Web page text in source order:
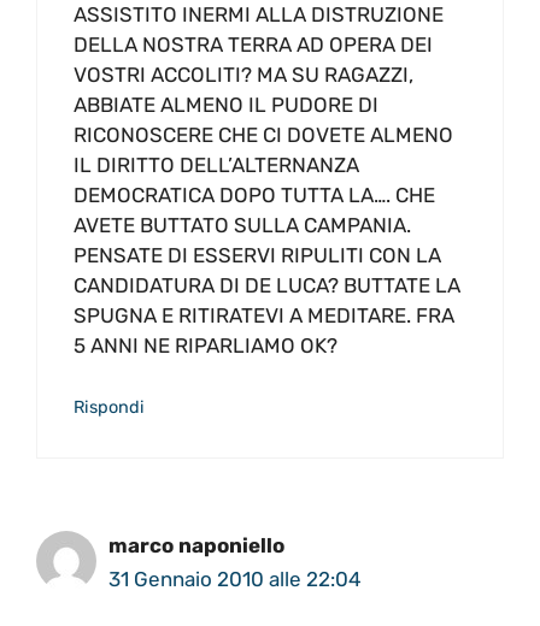
ASSISTITO INERMI ALLA DISTRUZIONE
DELLA NOSTRA TERRA AD OPERA DEI
VOSTRI ACCOLITI? MA SU RAGAZZI,
ABBIATE ALMENO IL PUDORE DI
RICONOSCERE CHE CI DOVETE ALMENO
IL DIRITTO DELL’ALTERNANZA
DEMOCRATICA DOPO TUTTA LA…. CHE
AVETE BUTTATO SULLA CAMPANIA.
PENSATE DI ESSERVI RIPULITI CON LA
CANDIDATURA DI DE LUCA? BUTTATE LA
SPUGNA E RITIRATEVI A MEDITARE. FRA
5 ANNI NE RIPARLIAMO OK?
Rispondi
marco naponiello
31 Gennaio 2010 alle 22:04